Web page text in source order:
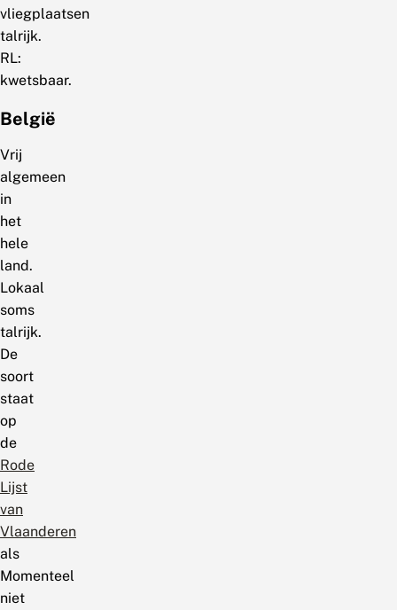
vliegplaatsen
talrijk.
RL:
kwetsbaar.
België
Vrij
algemeen
in
het
hele
land.
Lokaal
soms
talrijk.
De
soort
staat
op
de
Rode
Lijst
van
Vlaanderen
als
Momenteel
niet